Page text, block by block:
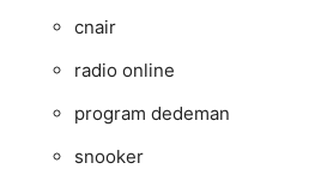
cnair
radio online
program dedeman
snooker